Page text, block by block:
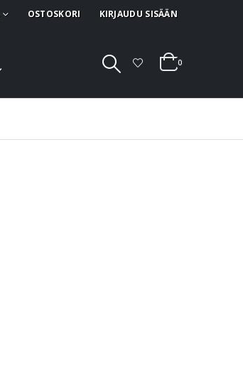
OSTOSKORI KIRJAUDU SISÄÄN
0